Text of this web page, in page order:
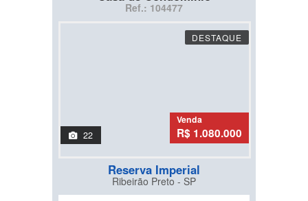
Ref.: 104477
DESTAQUE
22
Venda
R$ 1.080.000
Reserva Imperial
Ribeirão Preto - SP